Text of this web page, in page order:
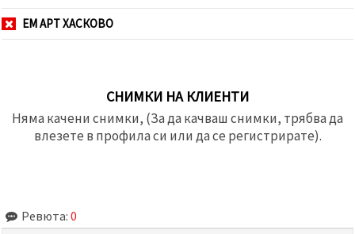
ЕМ АРТ ХАСКОВО
СНИМКИ НА КЛИЕНТИ
Няма качени снимки, (За да качваш снимки, трябва да
влезете в профила си или да се регистрирате).
Ревюта: 0